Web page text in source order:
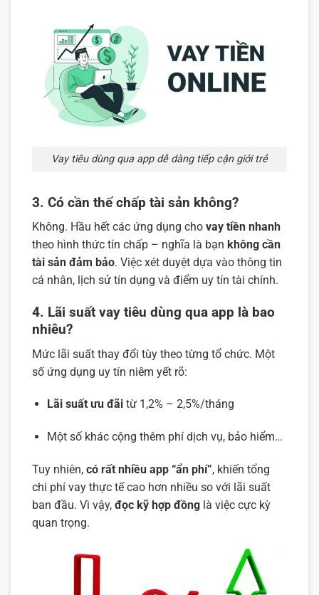
Vay tiêu dùng qua app dễ dàng tiếp cận giới trẻ
3. Có cần thế chấp tài sản không?
Không. Hầu hết các ứng dụng cho vay tiền nhanh
theo hình thức tín chấp – nghĩa là bạn không cần
tài sản đảm bảo. Việc xét duyệt dựa vào thông tin
cá nhân, lịch sử tín dụng và điểm uy tín tài chính.
4. Lãi suất vay tiêu dùng qua app là bao
nhiêu?
Mức lãi suất thay đổi tùy theo từng tổ chức. Một
số ứng dụng uy tín niêm yết rõ:
Lãi suất ưu đãitừ 1,2% – 2,5%/tháng
Một số khác cộng thêm phí dịch vụ, bảo hiểm…
Tuy nhiên, có rất nhiều app “ẩn phí”, khiến tổng
chi phí vay thực tế cao hơn nhiều so với lãi suất
ban đầu. Vì vậy, đọc kỹ hợp đồng là việc cực kỳ
quan trọng.